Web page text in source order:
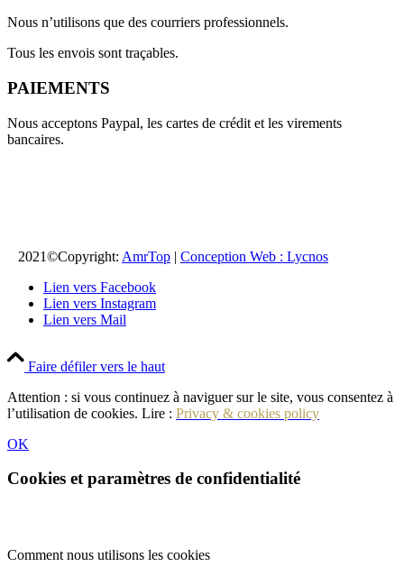
Nous n’utilisons que des courriers professionnels.
Tous les envois sont traçables.
PAIEMENTS
Nous acceptons Paypal, les cartes de crédit et les virements
bancaires.
2021©Copyright: AmrTop | Conception Web : Lycnos
Lien vers Facebook
Lien vers Instagram
Lien vers Mail
Faire défiler vers le haut
Attention : si vous continuez à naviguer sur le site, vous consentez à
l’utilisation de cookies. Lire : Privacy & cookies policy
OK
Cookies et paramètres de confidentialité
Comment nous utilisons les cookies